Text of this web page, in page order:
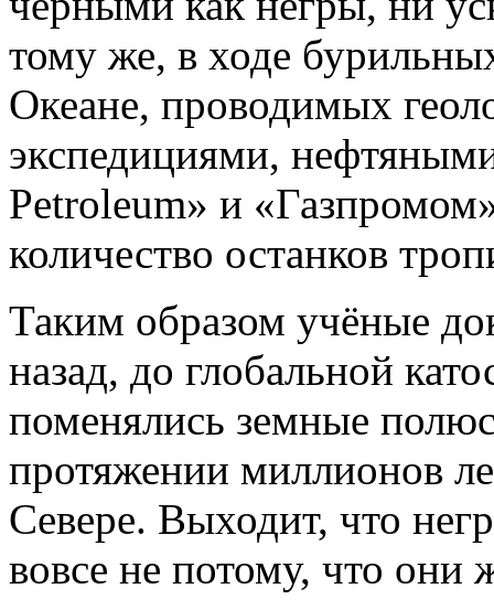
тому же, в ходе
Океане, проводимых
экспедициями,
Petroleum» и
количество останков
Таким образом учёные
назад, до глобальной
поменялись земные
протяжении миллионов
Севере. Выходит, что
вовсе не потому, что